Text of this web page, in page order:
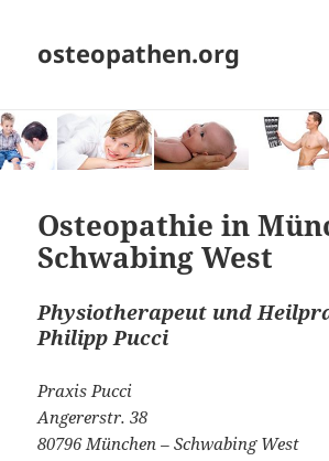
osteopathen.org
Osteopathie in
Schwabing West
Physiotherapeut und
Philipp Pucci
Praxis Pucci
Angererstr. 38
80796 München – Schwabing West